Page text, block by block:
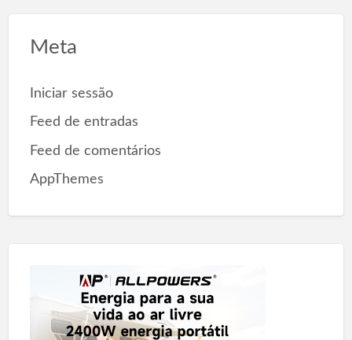
Meta
Iniciar sessão
Feed de entradas
Feed de comentários
AppThemes